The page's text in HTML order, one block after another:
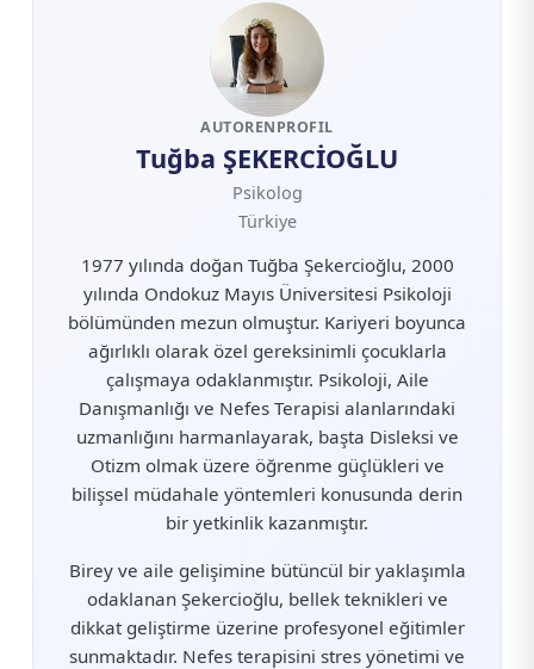
AUTORENPROFIL
Tuğba ŞEKERCİOĞLU
Psikolog
Türkiye
1977 yılında doğan Tuğba Şekercioğlu, 2000
yılında Ondokuz Mayıs Üniversitesi Psikoloji
bölümünden mezun olmuştur. Kariyeri boyunca
ağırlıklı olarak özel gereksinimli çocuklarla
çalışmaya odaklanmıştır. Psikoloji, Aile
Danışmanlığı ve Nefes Terapisi alanlarındaki
uzmanlığını harmanlayarak, başta Disleksi ve
Otizm olmak üzere öğrenme güçlükleri ve
bilişsel müdahale yöntemleri konusunda derin
bir yetkinlik kazanmıştır.
Birey ve aile gelişimine bütüncül bir yaklaşımla
odaklanan Şekercioğlu, bellek teknikleri ve
dikkat geliştirme üzerine profesyonel eğitimler
sunmaktadır. Nefes terapisini stres yönetimi ve